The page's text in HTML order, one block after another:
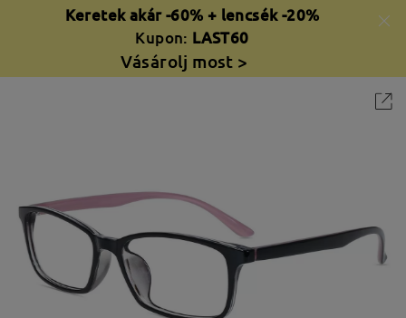
Keretek akár -60% + lencsék -20%
Kupon: LAST60
Vásárolj most >